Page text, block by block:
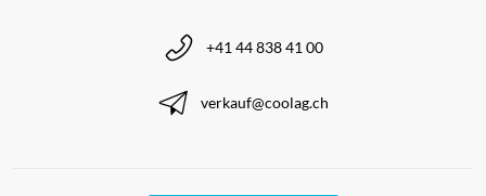
+41 44 838 41 00
verkauf@coolag.ch